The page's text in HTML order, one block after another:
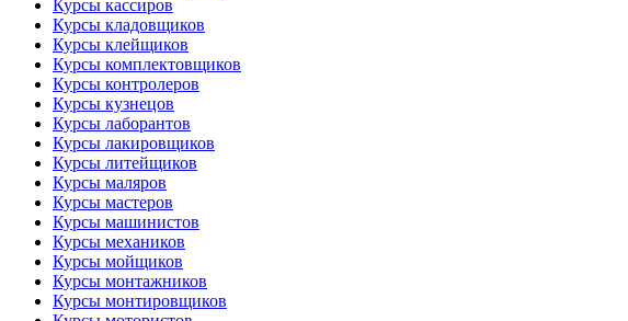
Курсы кассиров
Курсы кладовщиков
Курсы клейщиков
Курсы комплектовщиков
Курсы контролеров
Курсы кузнецов
Курсы лаборантов
Курсы лакировщиков
Курсы литейщиков
Курсы маляров
Курсы мастеров
Курсы машинистов
Курсы механиков
Курсы мойщиков
Курсы монтажников
Курсы монтировщиков